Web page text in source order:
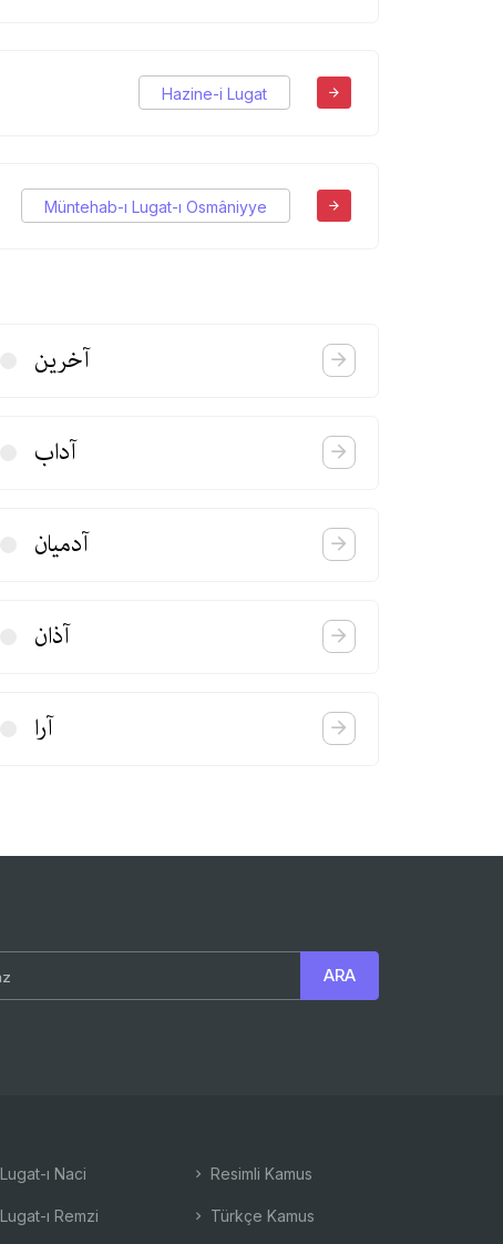
Hazine-i Lugat
Müntehab-ı Lugat-ı Osmâniyye
آخرین
آداب
آدمیان
آذان
آرا
Lugat-ı Naci
Lugat-ı Remzi
Resimli Kamus
Türkçe Kamus